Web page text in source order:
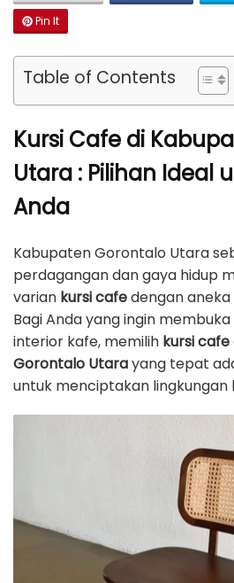
Pin It
Table of Contents
Kursi Cafe di
Utara : Pilihan Ideal
Anda
Kabupaten Gorontalo Utara
perdagangan dan gaya hidup
varian kursi cafedengan
Bagi Anda yang ingin
interior kafe, memilih kursi
Gorontalo Utarayang tepat
untuk menciptakan lingkungan